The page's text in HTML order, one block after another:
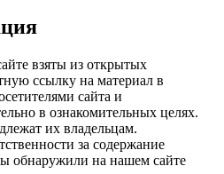
взяты из открытых
ссылку на материал в
сайта и
в ознакомительных целях.
их владельцам.
за содержание
обнаружили на нашем сайте